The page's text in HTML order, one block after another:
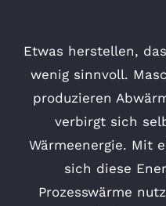
Etwas herstellen,
wenig sinnvoll.
produzieren
verbirgt sich
Wärmeenergie. Mit
sich diese
Prozesswärme